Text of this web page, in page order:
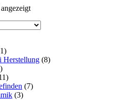
Herstellung (8)
(7)
(3)